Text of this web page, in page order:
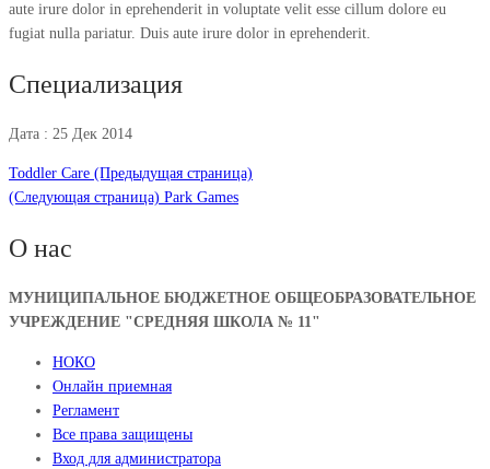
aute irure dolor in eprehenderit in voluptate velit esse cillum dolore eu
fugiat nulla pariatur. Duis aute irure dolor in eprehenderit.
Специализация
Дата : 25 Дек 2014
Toddler Care (Предыдущая страница)
(Следующая страница) Park Games
О нас
МУНИЦИПАЛЬНОЕ БЮДЖЕТНОЕ ОБЩЕОБРАЗОВАТЕЛЬНОЕ
УЧРЕЖДЕНИЕ "СРЕДНЯЯ ШКОЛА № 11"
НОКО
Онлайн приемная
Регламент
Все права защищены
Вход для администратора